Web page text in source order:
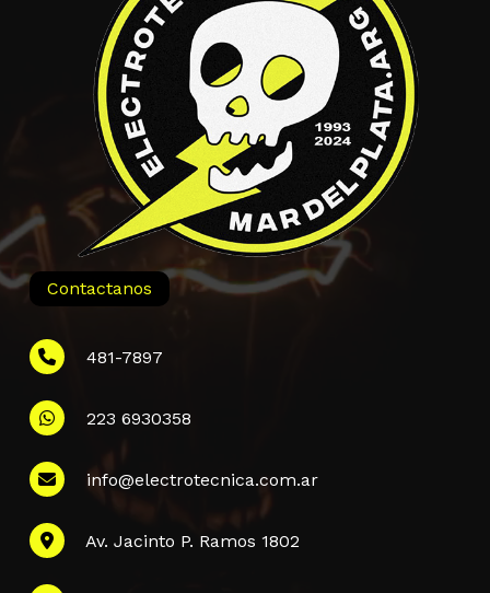
Contactanos
481-7897
223 6930358
info@electrotecnica.com.ar
Av. Jacinto P. Ramos 1802
Información
QUIENES SOMOS
POLÍTICA DE PRIVACIDAD